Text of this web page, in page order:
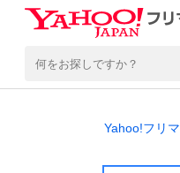
Yahoo!フリマ